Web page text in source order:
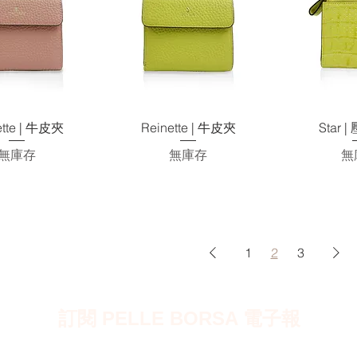
速瀏覽
| 牛皮夾
庫存
快速瀏覽
Reinette | 牛皮夾
無庫存
快
Star |
無
1 2 3